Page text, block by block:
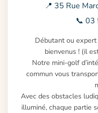
📍 35 Rue
📞
Débutant ou
bienvenus ! (il
Notre mini-golf
commun vous
Avec des obstacles
illuminé, chaque partie